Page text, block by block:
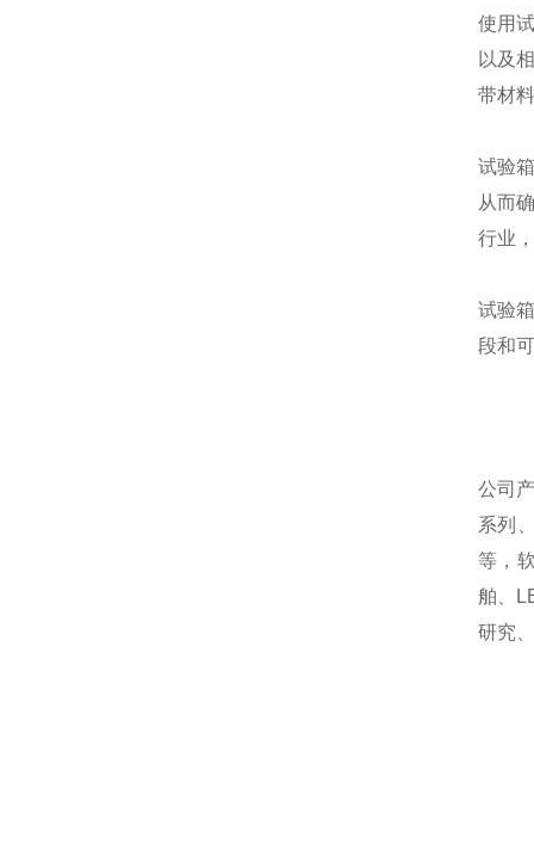
使用
以及
带材
试验
从而
行业
试验
段和
公司
系列
等，
舶、
研究